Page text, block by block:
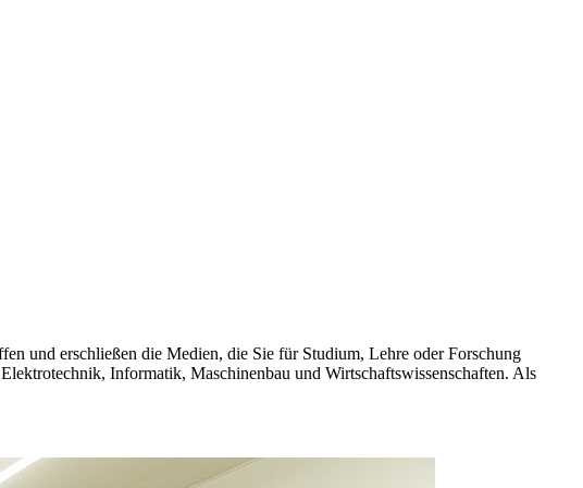
und erschließen die Medien, die Sie für Studium, Lehre oder Forschung
Informatik, Maschinenbau und Wirtschaftswissenschaften. Als